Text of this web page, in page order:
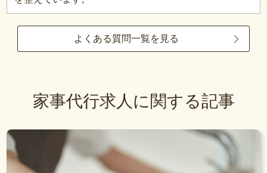
よくある質問一覧を見る
家事代行求人に関する記事